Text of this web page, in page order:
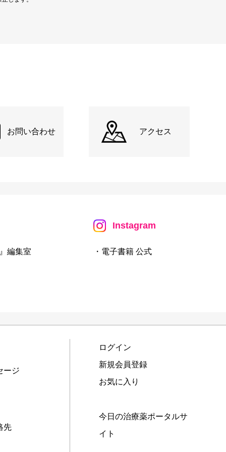
お問い合わせ アクセス
編集室
Instagram
・電子書籍 公式
ージ
先
ログイン
新規会員登録
お気に入り
今日の治療薬ポータルサ
イト